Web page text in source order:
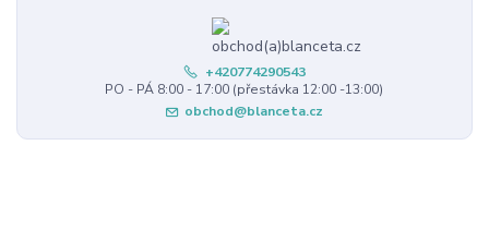
+420774290543
PO - PÁ 8:00 - 17:00 (přestávka 12:00 -13:00)
obchod@blanceta.cz